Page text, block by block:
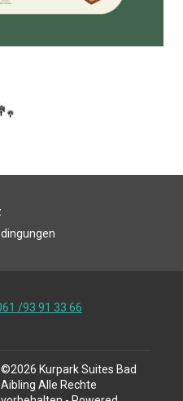
/93 91 33 66
©2026 Kurpark Suites Bad
Aibling Alle Rechte